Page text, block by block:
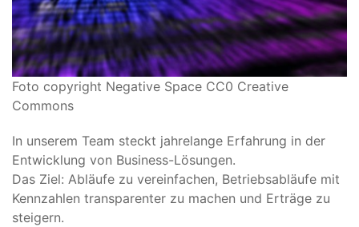
Foto copyright Negative Space CC0 Creative
Commons
In unserem Team steckt jahrelange Erfahrung in der
Entwicklung von Business-Lösungen.
Das Ziel: Abläufe zu vereinfachen, Betriebsabläufe mit
Kennzahlen transparenter zu machen und Erträge zu
steigern.